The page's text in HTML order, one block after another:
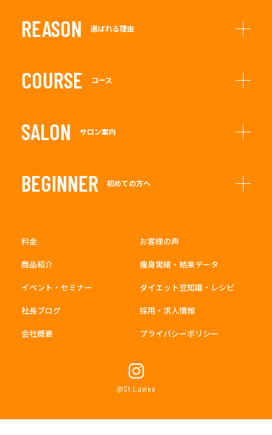
REASON 選ばれる理由
COURSE コース
SALON サロン案内
BEGINNER 初めての方へ
料金
お客様の声
商品紹介
痩身実績・結果データ
イベント・セミナー
ダイエット豆知識・レシピ
社長ブログ
採用・求人情報
会社概要
プライバシーポリシー
@St.Laviee